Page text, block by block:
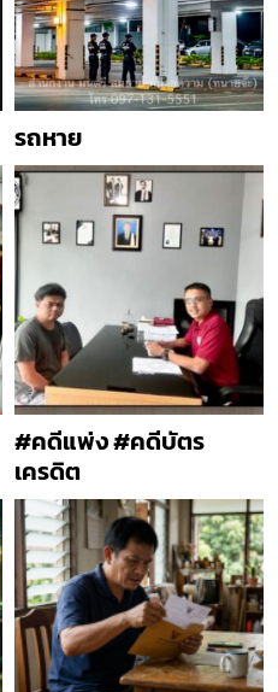
รถหาย
#คดีแพ่ง #คดีบัตร
เครดิต